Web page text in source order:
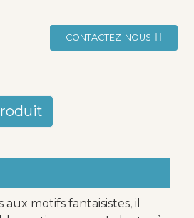
CONTACTEZ-NOUS
motifs fantaisistes, il